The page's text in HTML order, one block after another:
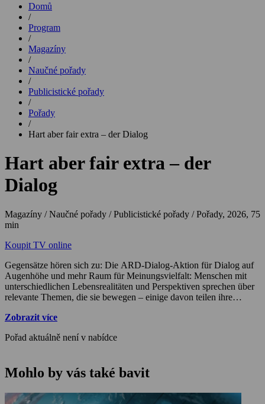
Domů
/
Program
/
Magazíny
/
Naučné pořady
/
Publicistické pořady
/
Pořady
/
Hart aber fair extra – der Dialog
Hart aber fair extra – der
Dialog
Magazíny / Naučné pořady / Publicistické pořady / Pořady, 2026, 75
min
Koupit TV online
Gegensätze hören sich zu: Die ARD-Dialog-Aktion für Dialog auf
Augenhöhe und mehr Raum für Meinungsvielfalt: Menschen mit
unterschiedlichen Lebensrealitäten und Perspektiven sprechen über
relevante Themen, die sie bewegen – einige davon teilen ihre
Zobrazit více
Pořad aktuálně není v nabídce
Mohlo by vás také bavit